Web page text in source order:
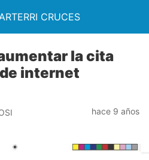
CRUCES
la cita
internet
hace 9 años